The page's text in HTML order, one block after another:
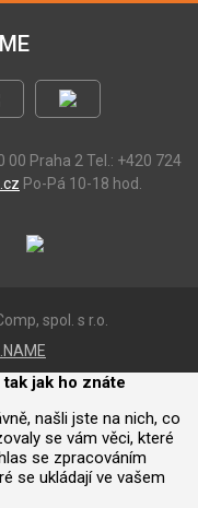
00 Praha 2 Tel.: +420 724
Po-Pá 10-18 hod.
spol. s r.o.
jak ho znáte
našli jste na nich, co
se vám věci, které
se zpracováním
se ukládají ve vašem